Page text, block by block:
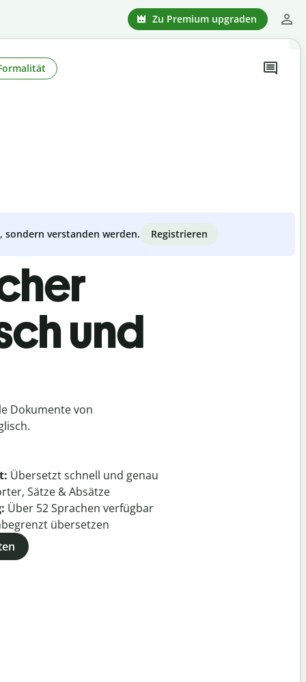
Zu Premium upgraden
verstanden werden. Registrieren
und
Dokumente von
Übersetzt schnell und genau
Sätze & Absätze
Über 52Sprachen verfügbar
übersetzen